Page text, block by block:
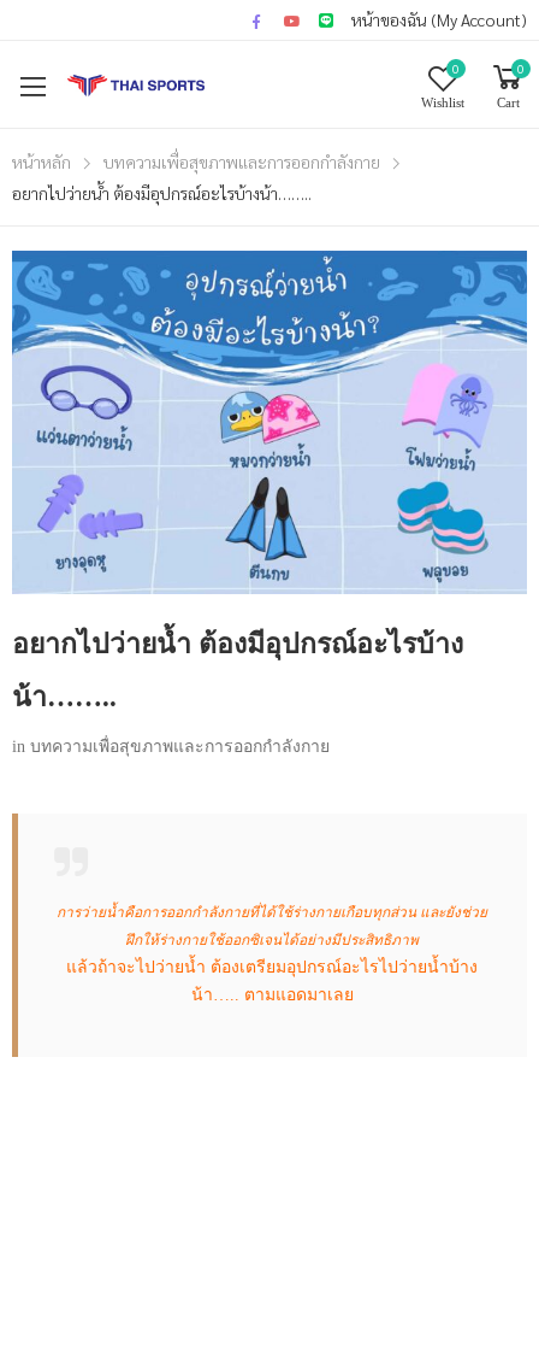
หน้าของฉัน (My Account)
0
Wishlist
0
Cart
หน้าหลัก
บทความเพื่อสุขภาพและการออกกำลังกาย
อยากไปว่ายน้ำ ต้องมีอุปกรณ์อะไรบ้างน้า……..
อยากไปว่ายน้ำ ต้องมีอุปกรณ์อะไรบ้าง
น้า……..
in บทความเพื่อสุขภาพและการออกกำลังกาย
การว่ายน้ำคือการออกกำลังกายที่ได้ใช้ร่างกายเกือบทุกส่วน และยังช่วย
ฝึกให้ร่างกายใช้ออกซิเจนได้อย่างมีประสิทธิภาพ
แล้วถ้าจะไปว่ายน้ำ ต้องเตรียมอุปกรณ์อะไรไปว่ายน้ำบ้าง
น้า….. ตามแอดมาเลย